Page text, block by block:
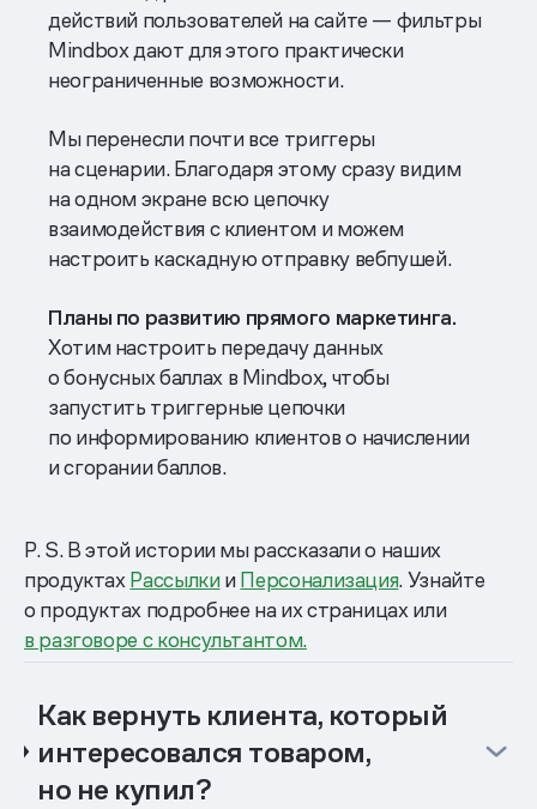
действий пользователей на сайте — фильтры
Mindbox дают для этого практически
неограниченные возможности.
Мы перенесли почти все триггеры
на сценарии. Благодаря этому сразу видим
на одном экране всю цепочку
взаимодействия с клиентом и можем
настроить каскадную отправку вебпушей.
Планы по развитию прямого маркетинга.
Хотим настроить передачу данных
о бонусных баллах в Mindbox, чтобы
запустить триггерные цепочки
по информированию клиентов о начислении
и сгорании баллов.
P. S. В этой истории мы рассказали о наших
продуктахРассылкииПерсонализация. Узнайте
о продуктах подробнее на их страницах или
в разговоре с консультантом.
Как вернуть клиента, который
интересовался товаром,
но не купил?